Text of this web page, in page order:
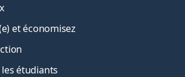
et économisez
étudiants